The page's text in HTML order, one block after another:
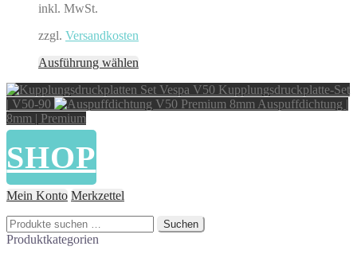
inkl. MwSt.
zzgl. Versandkosten
Ausführung wählen
weist
mehrere
Produktseite
gewählt
Kupplungsdruckplatte-Set
| V50-90
Auspuffdichtung |
8mm | Premium
SHOP
Mein Konto Merkzettel
Suchen
nach:
Suchen
Produktkategorien